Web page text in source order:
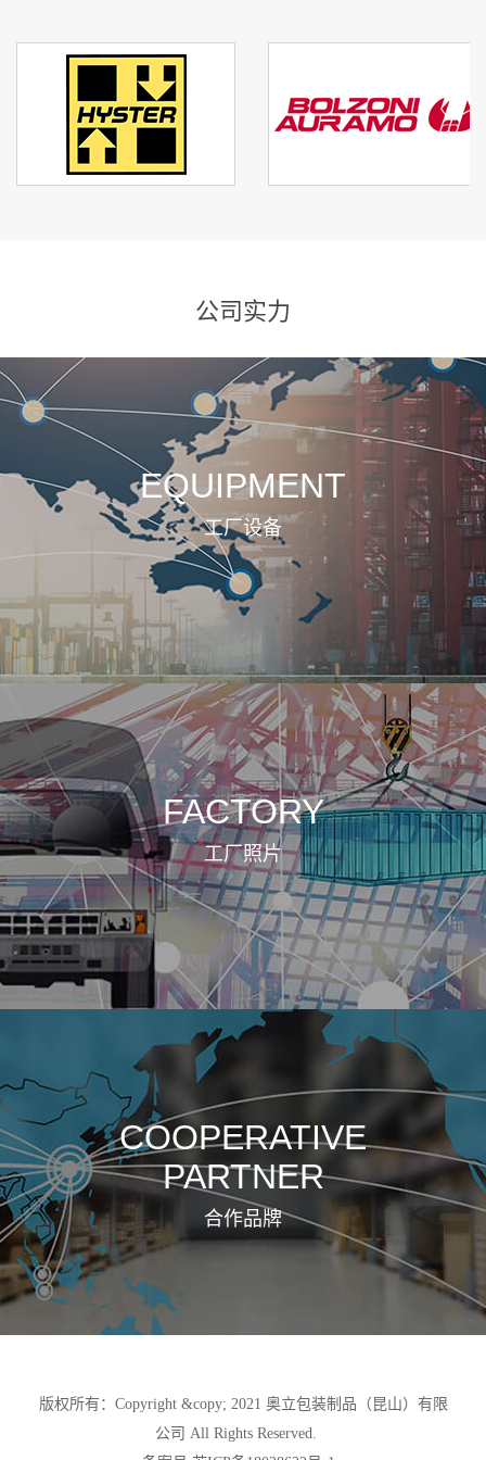
公司实力
EQUIPMENT
工厂设备
FACTORY
工厂照片
COOPERATIVE
PARTNER
合作品牌
版权所有：Copyright &copy; 2021 奥立包装制品（昆山）有限
公司 All Rights Reserved.